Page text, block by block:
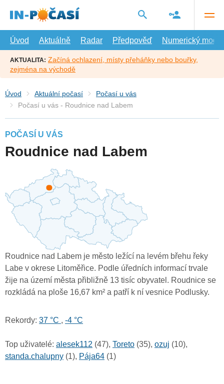
hlavní
Úvod
Aktuálně Radar Předpověď Numerický model
AKTUALITA: Začíná ochlazení, místy přeháňky nebo bouřky,
zejména na východě
Úvod Aktuální počasí
Počasí u vás
Počasí u vás - Roudnice nad Labem
POČASÍ U VÁS
Roudnice nad Labem
Roudnice nad Labem je město ležící na levém břehu řeky
Labe v okrese Litoměřice. Podle úředních informací trvale
žije na území města přibližně 13 tisíc obyvatel. Roudnice se
rozkládá na ploše 16,67 km² a patří k ní vesnice Podlusky.
Rekordy: 37 °C , -4 °C
Top uživatelé: alesek112 (47), Toreto (35), ozuj (10),
standa.chalupny (1), Pája64 (1)